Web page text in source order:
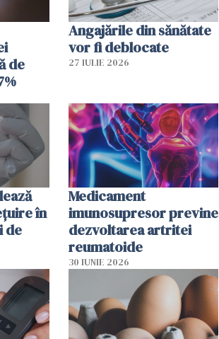
de
Angajările din sănătate
vor fi deblocate
27 IULIE 2026
în
de
Medicament
imunosupresor previne
dezvoltarea artritei
reumatoide
30 IUNIE 2026